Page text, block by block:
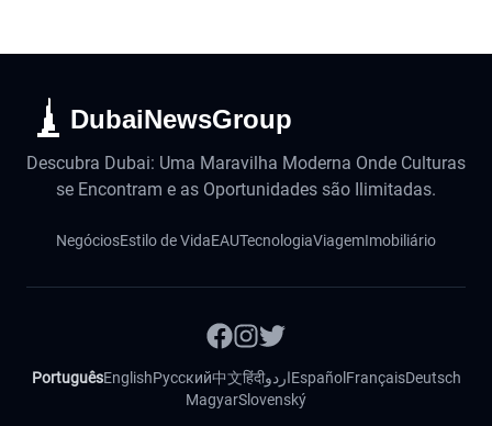
DubaiNewsGroup
Descubra Dubai: Uma Maravilha Moderna Onde Culturas
se Encontram e as Oportunidades são Ilimitadas.
NegóciosEstilo de VidaEAUTecnologiaViagemImobiliário
PortuguêsEnglishРусский中文हिंदीاردوEspañol FrançaisDeutsch
MagyarSlovenský